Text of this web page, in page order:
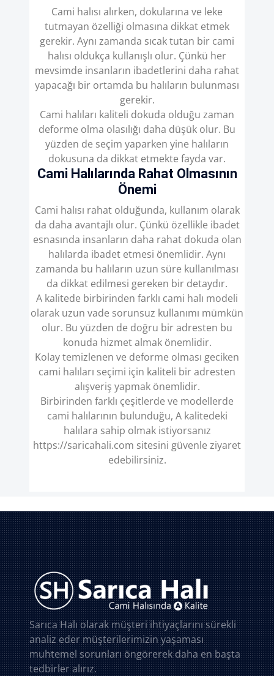
Cami halısı alırken, dokularına ve leke
tutmayan özelliği olmasına dikkat etmek
gerekir. Aynı zamanda sıcak tutan bir cami
halısı oldukça kullanışlı olur. Çünkü her
mevsimde insanların ibadetlerini daha rahat
yapacağı bir ortamda bu halıların bulunması
gerekir.
Cami halıları kaliteli dokuda olduğu zaman
deforme olma olasılığı daha düşük olur. Bu
yüzden de seçim yaparken yine halıların
dokusuna da dikkat etmekte fayda var.
Cami Halılarında Rahat Olmasının
Önemi
Cami halısı rahat olduğunda, kullanım olarak
da daha avantajlı olur. Çünkü özellikle ibadet
esnasında insanların daha rahat dokuda olan
halılarda ibadet etmesi önemlidir. Aynı
zamanda bu halıların uzun süre kullanılması
da dikkat edilmesi gereken bir detaydır.
A kalitede birbirinden farklı cami halı modeli
olarak uzun vade sorunsuz kullanımı mümkün
olur. Bu yüzden de doğru bir adresten bu
konuda hizmet almak önemlidir.
Kolay temizlenen ve deforme olması geciken
cami halıları seçimi için kaliteli bir adresten
alışveriş yapmak önemlidir.
Birbirinden farklı çeşitlerde ve modellerde
cami halılarının bulunduğu, A kalitedeki
halılara sahip olmak istiyorsanız
https://saricahali.com sitesini güvenle ziyaret
edebilirsiniz.
Sarıca Halı olarak müşteri ihtiyaçlarını sürekli
analiz eder müşterilerimizin yaşaması
muhtemel sorunları öngörerek daha en başta
tedbirler alırız.